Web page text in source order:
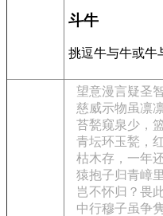
斗牛
挑逗牛与牛或牛
望意漫言疑圣
慈威示物虽凛
苔甃窥泉少，
青坛环玉甃，
枯木存，一年
猿抱子归青嶂
岂不怀归？畏
中行穆子虽争